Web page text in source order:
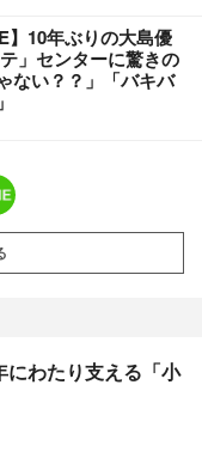
】10年ぶりの大島優
」センターに驚きの
ない？？」「バキバ
にわたり支える「小